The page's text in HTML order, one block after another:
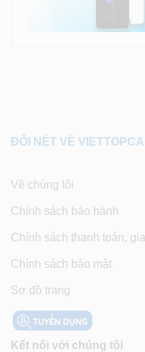
ĐÔI NÉT VỀ
Về chúng tôi
Chính sách bảo hành
Chính sách thanh toán,
Chính sách bảo mật
Sơ đồ trang
Kết nối với chúng tôi